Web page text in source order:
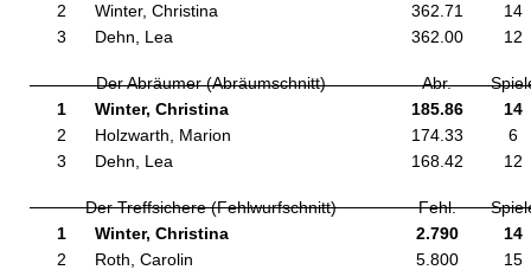
2
Winter, Christina 362.71
14
3
Dehn, Lea 362.00 12
Der Abräumer (Abräumschnitt) Abr.
1
Winter, Christina 185.86
14
2
Holzwarth, Marion 174.33
6
3
Dehn, Lea 168.42 12
Der Treffsichere (Fehlwurfschnitt) Fehl.
1
Winter, Christina 2.790
14
2
Roth, Carolin 5.800
15